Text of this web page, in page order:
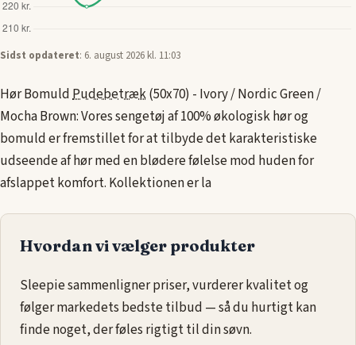
Sidst opdateret: 6. august 2026 kl. 11:03
Hør BomuldPudebetræk(50x70) - Ivory / Nordic Green /
Mocha Brown: Vores sengetøj af 100% økologisk hør og
bomuld er fremstillet for at tilbyde det karakteristiske
udseende af hør med en blødere følelse mod huden for
afslappet komfort. Kollektionen er la
Hvordan vi vælger produkter
Sleepie sammenligner priser, vurderer kvalitet og
følger markedets bedste tilbud — så du hurtigt kan
finde noget, der føles rigtigt til din søvn.